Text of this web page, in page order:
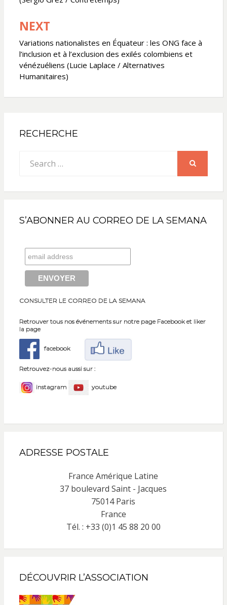
l’article
NEXT
Variations nationalistes en Équateur : les ONG face à
l’inclusion et à l’exclusion des exilés colombiens et
vénézuéliens (Lucie Laplace / Alternatives
Humanitaires)
RECHERCHE
for:
S’ABONNER AU CORREO DE LA SEMANA
CONSULTER LE CORREO DE LA SEMANA
Retrouver tous nos événements sur notre page Facebook et liker
la page
facebook
Retrouvez-nous aussi sur :
instagram youtube
ADRESSE POSTALE
France Amérique Latine
37 boulevard Saint - Jacques
75014 Paris
France
Tél. : +33 (0)1 45 88 20 00
DÉCOUVRIR L’ASSOCIATION